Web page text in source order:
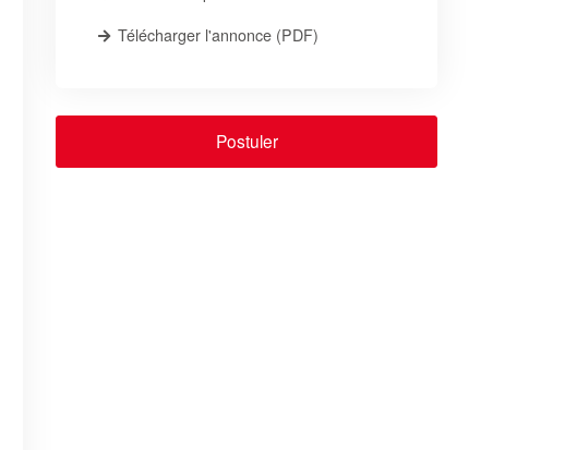
Télécharger l'annonce (PDF)
Postuler